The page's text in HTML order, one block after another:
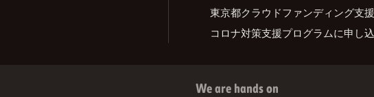
東京都クラウドファンディング支
コロナ対策支援プログラムに申し
We are hands on